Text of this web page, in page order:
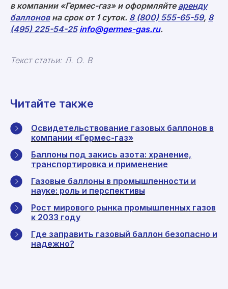
в компании «Гермес-газ» и оформляйте аренду
баллоновна срок от 1 суток. 8 (800) 555-65-59, 8
(495) 225-54-25 info@germes-gas.ru.
Текст статьи: Л. О. В
Читайте также
Освидетельствование газовых баллонов в
компании «Гермес-газ»
Баллоны под закись азота: хранение,
транспортировка и применение
Газовые баллоны в промышленности и
науке: роль и перспективы
Рост мирового рынка промышленных газов
к 2033 году
Где заправить газовый баллон безопасно и
надежно?